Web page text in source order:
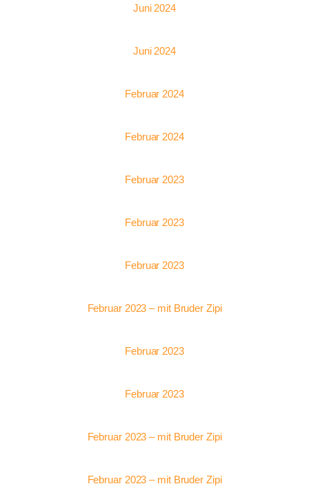
Juni 2024
Juni 2024
Februar 2024
Februar 2024
Februar 2023
Februar 2023
Februar 2023
Februar 2023 – mit Bruder Zipi
Februar 2023
Februar 2023
Februar 2023 – mit Bruder Zipi
Februar 2023 – mit Bruder Zipi